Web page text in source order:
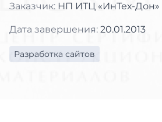
Заказчик: НП ИТЦ «ИнТех-Дон»
Дата завершения: 20.01.2013
Разработка сайтов